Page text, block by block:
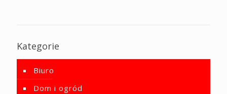
Kategorie
Biuro
Dom i ogród